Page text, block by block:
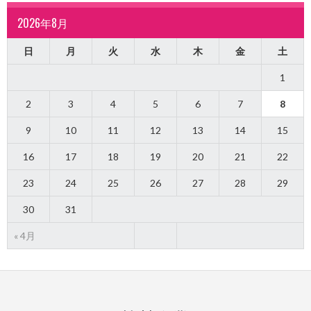
2026年8月
日 月 火 水 木 金 土
« 4月
1
2 3 4 5 6 7 8
9 10 11 12 13 14 15
16 17 18 19 20 21 22
23 24 25 26 27 28 29
30 31